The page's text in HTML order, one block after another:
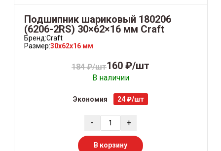
Подшипник шариковый 180206
(6206-2RS) 30×62×16 мм Craft
Бренд:Craft
Размер:30x62x16 мм
184 ₽/шт160 ₽/шт
В наличии
Экономия 24 ₽/шт
- +
В корзину